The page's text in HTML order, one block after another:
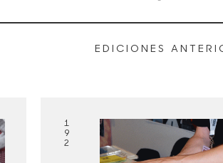
EDICIONES
1
9
2